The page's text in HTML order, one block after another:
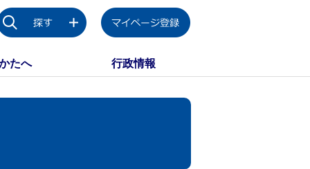
たへ 行政情報